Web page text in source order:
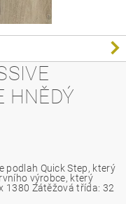
HNĚDÝ
podlah Quick Step, který
výrobce, který
třída: 32